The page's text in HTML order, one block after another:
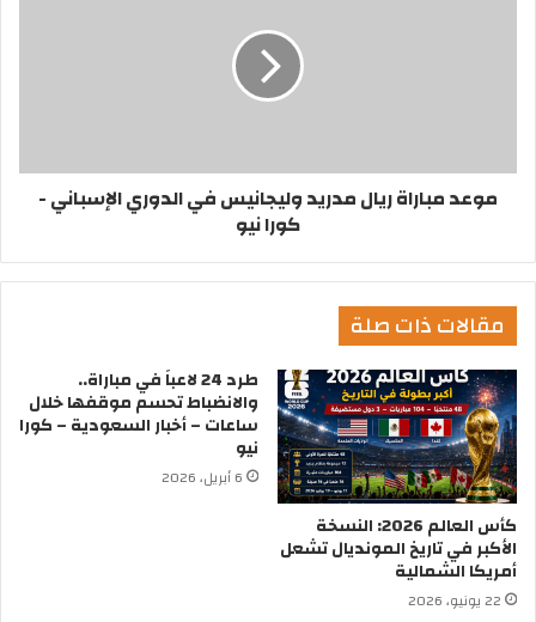
موعد مباراة ريال مدريد وليجانيس في الدوري الإسباني -
كورا نيو
مقالات ذات صلة
كأس العالم 2026: النسخة
الأكبر في تاريخ المونديال تشعل
أمريكا الشمالية
22 يونيو، 2026
طرد 24 لاعباً في مباراة..
والانضباط تحسم موقفها خلال
ساعات – أخبار السعودية – كورا
نيو
6 أبريل، 2026